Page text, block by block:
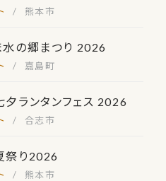
熊本市
水の郷まつり 2026
嘉島町
夕ランタンフェス 2026
合志市
祭り2026
熊本市